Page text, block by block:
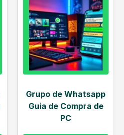
Grupo de Whatsapp
Guia de Compra de
PC